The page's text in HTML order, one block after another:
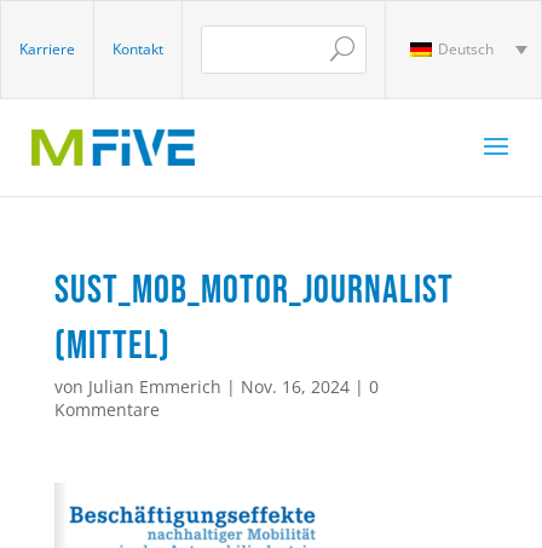
Karriere Kontakt Deutsch
sust_mob_motor_journalist
(Mittel)
von Julian Emmerich | Nov. 16, 2024| 0
Kommentare